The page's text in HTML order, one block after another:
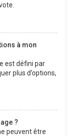
à mon
est défini par
plus d’options,
?
peuvent être